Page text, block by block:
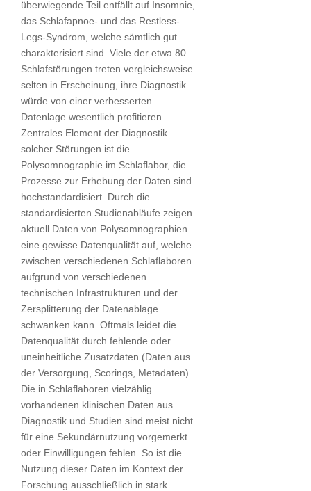
überwiegende Teil entfällt auf Insomnie,
das Schlafapnoe- und das Restless-
Legs-Syndrom, welche sämtlich gut
charakterisiert sind. Viele der etwa 80
Schlafstörungen treten vergleichsweise
selten in Erscheinung, ihre Diagnostik
würde von einer verbesserten
Datenlage wesentlich profitieren.
Zentrales Element der Diagnostik
solcher Störungen ist die
Polysomnographie im Schlaflabor, die
Prozesse zur Erhebung der Daten sind
hochstandardisiert. Durch die
standardisierten Studienabläufe zeigen
aktuell Daten von Polysomnographien
eine gewisse Datenqualität auf, welche
zwischen verschiedenen Schlaflaboren
aufgrund von verschiedenen
technischen Infrastrukturen und der
Zersplitterung der Datenablage
schwanken kann. Oftmals leidet die
Datenqualität durch fehlende oder
uneinheitliche Zusatzdaten (Daten aus
der Versorgung, Scorings, Metadaten).
Die in Schlaflaboren vielzählig
vorhandenen klinischen Daten aus
Diagnostik und Studien sind meist nicht
für eine Sekundärnutzung vorgemerkt
oder Einwilligungen fehlen. So ist die
Nutzung dieser Daten im Kontext der
Forschung ausschließlich in stark